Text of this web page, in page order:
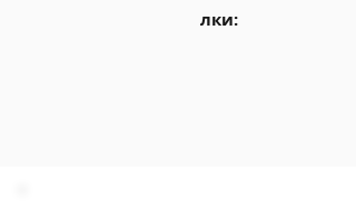
лки: